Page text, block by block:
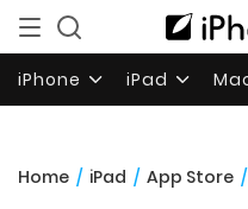
iPhone iPad
Home / iPad / App Store /